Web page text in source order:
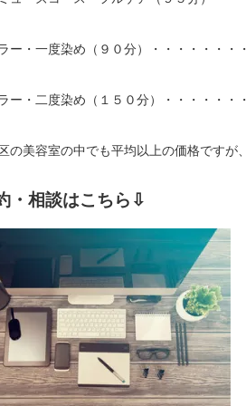
ー・一度染め（９０分）・・・・・・・
ー・二度染め（１５０分）・・・・・・
の美容室の中でも平均以上の価格ですが
・相談はこちら⇩